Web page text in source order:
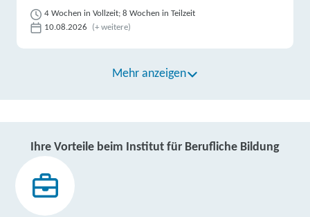
4 Wochen in Vollzeit; 8 Wochen in Teilzeit
10.08.2026
(+ weitere)
Mehr anzeigen
Ihre Vorteile beim Institut für Berufliche Bildung